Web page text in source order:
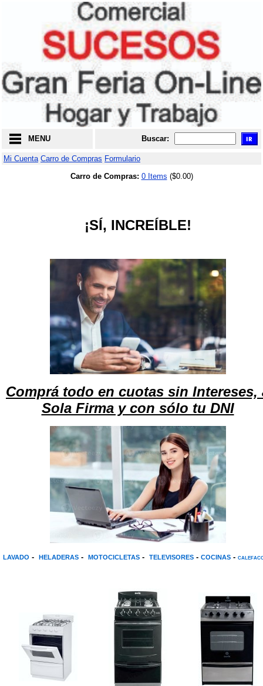
MENU Buscar:
Mi Cuenta Carro de Compras Formulario
Carro de Compras: 0 Items ($0.00)
¡SÍ, INCREÍBLE!
Comprá todo en cuotas sin Intereses,
Sola Firma y con sólo tu DNI
LAVADO - HELADERAS - MOTOCICLETAS - TELEVISORES - COCINAS -